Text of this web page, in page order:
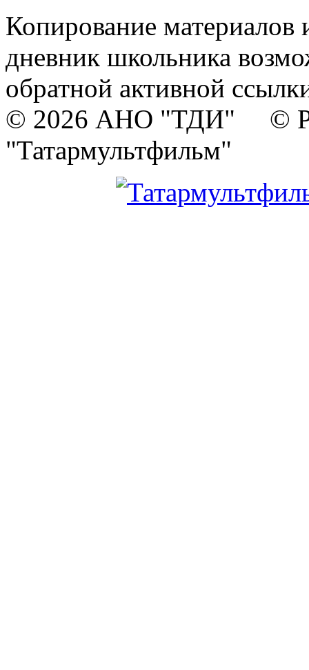
Копирование материалов
дневник школьника
обратной активной
© 2026 АНО "ТДИ" ©
"Татармультфильм"